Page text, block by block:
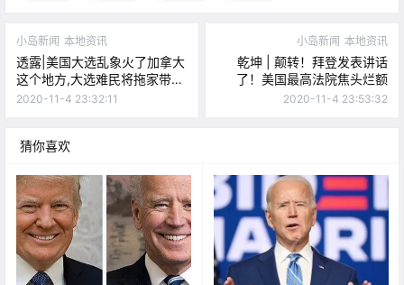
小岛新闻 本地资讯
透露|美国大选乱象火了加拿大
这个地方,大选难民将拖家带口
涌来
2020-11-4 23:32:11
小岛新闻 本地资讯
乾坤 | 颠转！拜登发表讲话
了！美国最高法院焦头烂额
2020-11-4 23:53:32
猜你喜欢